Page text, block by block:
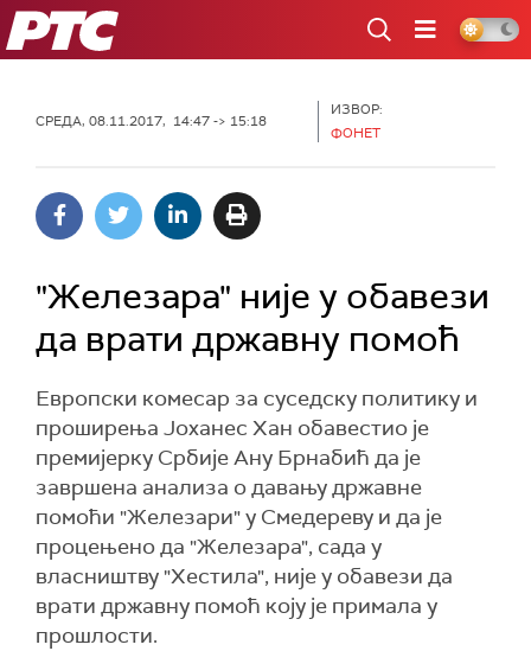
РТС
СРЕДА, 08.11.2017, 14:47 -> 15:18
ИЗВОР:
ФОНЕТ
"Железара" није у обавези
да врати државну помоћ
Европски комесар за суседску политику и
проширења Јоханес Хан обавестио је
премијерку Србије Ану Брнабић да је
завршена анализа о давању државне
помоћи "Железари" у Смедереву и да је
процењено да "Железара", сада у
власништву "Хестила", није у обавези да
врати државну помоћ коју је примала у
прошлости.